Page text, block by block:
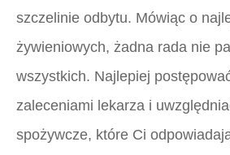
szczelinie odbytu. Mówiąc o
żywieniowych, żadna rada nie
wszystkich. Najlepiej
zaleceniami lekarza i
spożywcze, które Ci